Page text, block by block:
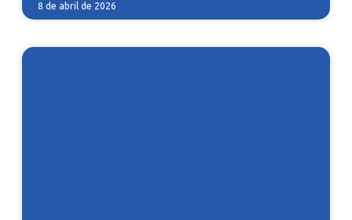
8 de abril de 2026